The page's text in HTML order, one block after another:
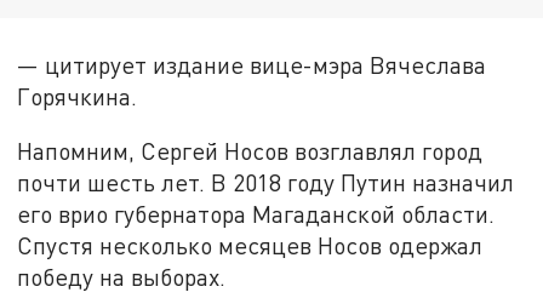
— цитирует издание вице-мэра Вячеслава
Горячкина.
Напомним, Сергей Носов возглавлял город
почти шесть лет. В 2018 году Путин назначил
его врио губернатора Магаданской области.
Спустя несколько месяцев Носов одержал
победу на выборах.